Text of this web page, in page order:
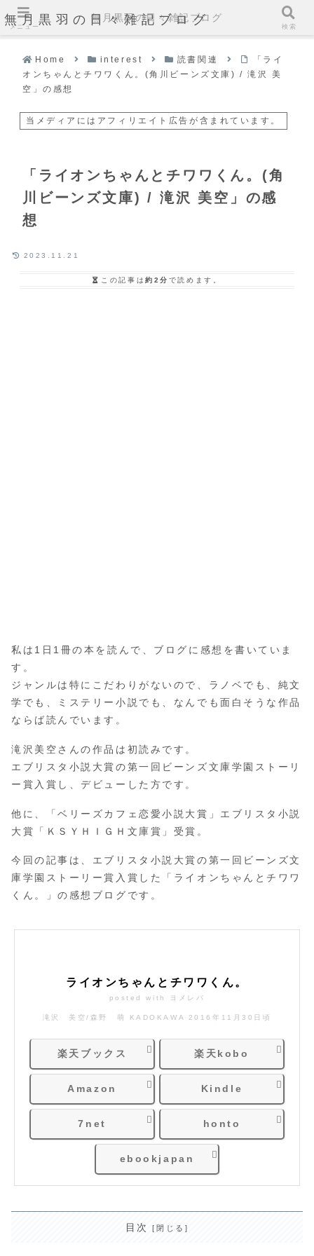
無月黒羽の日々雑記ブログ
Home interest 読書関連
「ライ
オンちゃんとチワワくん。(角川ビーンズ文庫) / 滝沢 美
空」の感想
当メディアにはアフィリエイト広告が含まれています。
「ライオンちゃんとチワワくん。(角
川ビーンズ文庫) / 滝沢 美空」の感
想
2023.11.21
この記事は約2分 で読めます。
私は1日1冊の本を読んで、ブログに感想を書いていま
す。
ジャンルは特にこだわりがないので、ラノベでも、純文
学でも、ミステリー小説でも、なんでも面白そうな作品
ならば読んでいます。
滝沢美空さんの作品は初読みです。
エブリスタ小説大賞の第一回ビーンズ文庫学園ストーリ
ー賞入賞し、デビューした方です。
他に、「ベリーズカフェ恋愛小説大賞」エブリスタ小説
大賞「ＫＳＹＨＩＧＨ文庫賞」受賞。
今回の記事は、エブリスタ小説大賞の第一回ビーンズ文
庫学園ストーリー賞入賞した「ライオンちゃんとチワワ
くん。」の感想ブログです。
ライオンちゃんとチワワくん。
posted with ヨメレバ
滝沢 美空/森野 萌 KADOKAWA 2016年11月30日頃
楽天ブックス 楽天kobo
Amazon Kindle
7net honto
ebookjapan
目次
メニュー
無月黒羽の日々雑記ブログ
検索